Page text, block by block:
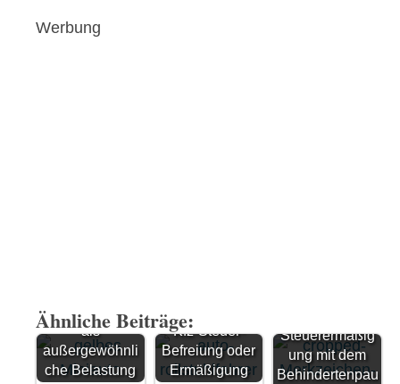
Werbung
Ähnliche Beiträge:
als
außergewöhnli
che Belastung
Kfz-Steuer-
Befreiung oder
Ermäßigung
Steuerermäßig
ung mit dem
Behindertenpau
öffentlic
hen
Nahverk